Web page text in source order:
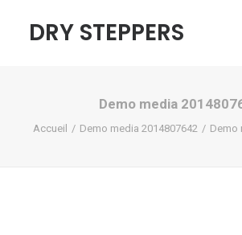
DRY STEPPERS
ACCUEIL
Demo media
Accueil Demo media 2014807642 Demo